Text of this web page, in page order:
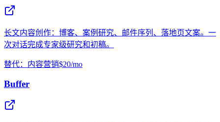
长文内容创作：博客、案例研究、邮件序列、落地页文案。一
次对话完成专家级研究和初稿。
替代：内容营销$20/mo
Buffer